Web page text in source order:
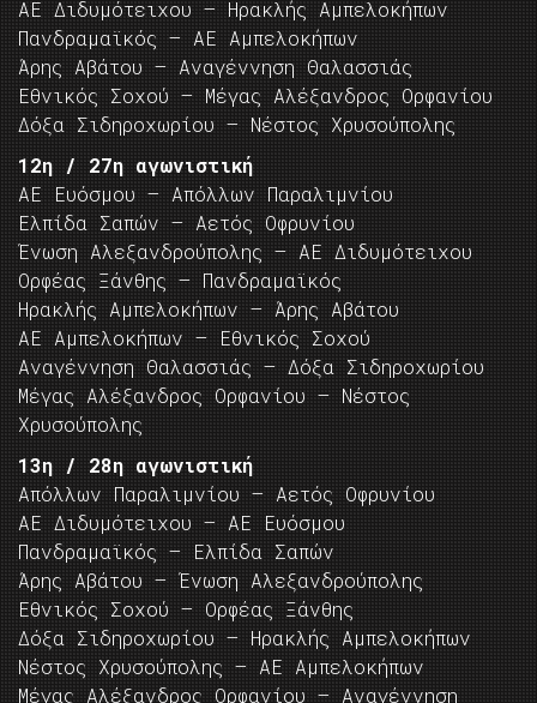
ΑΕ Διδυμότειχου – Ηρακλής Αμπελοκήπων
Πανδραμαϊκός – ΑΕ Αμπελοκήπων
Άρης Αβάτου – Αναγέννηση Θαλασσιάς
Εθνικός Σοχού – Μέγας Αλέξανδρος Ορφανίου
Δόξα Σιδηροχωρίου – Νέστος Χρυσούπολης
12η / 27η αγωνιστική
ΑΕ Ευόσμου – Απόλλων Παραλιμνίου
Ελπίδα Σαπών – Αετός Οφρυνίου
Ένωση Αλεξανδρούπολης – ΑΕ Διδυμότειχου
Ορφέας Ξάνθης – Πανδραμαϊκός
Ηρακλής Αμπελοκήπων – Άρης Αβάτου
ΑΕ Αμπελοκήπων – Εθνικός Σοχού
Αναγέννηση Θαλασσιάς – Δόξα Σιδηροχωρίου
Μέγας Αλέξανδρος Ορφανίου – Νέστος
Χρυσούπολης
13η / 28η αγωνιστική
Απόλλων Παραλιμνίου – Αετός Οφρυνίου
ΑΕ Διδυμότειχου – ΑΕ Ευόσμου
Πανδραμαϊκός – Ελπίδα Σαπών
Άρης Αβάτου – Ένωση Αλεξανδρούπολης
Εθνικός Σοχού – Ορφέας Ξάνθης
Δόξα Σιδηροχωρίου – Ηρακλής Αμπελοκήπων
Νέστος Χρυσούπολης – ΑΕ Αμπελοκήπων
Μέγας Αλέξανδρος Ορφανίου – Αναγέννηση